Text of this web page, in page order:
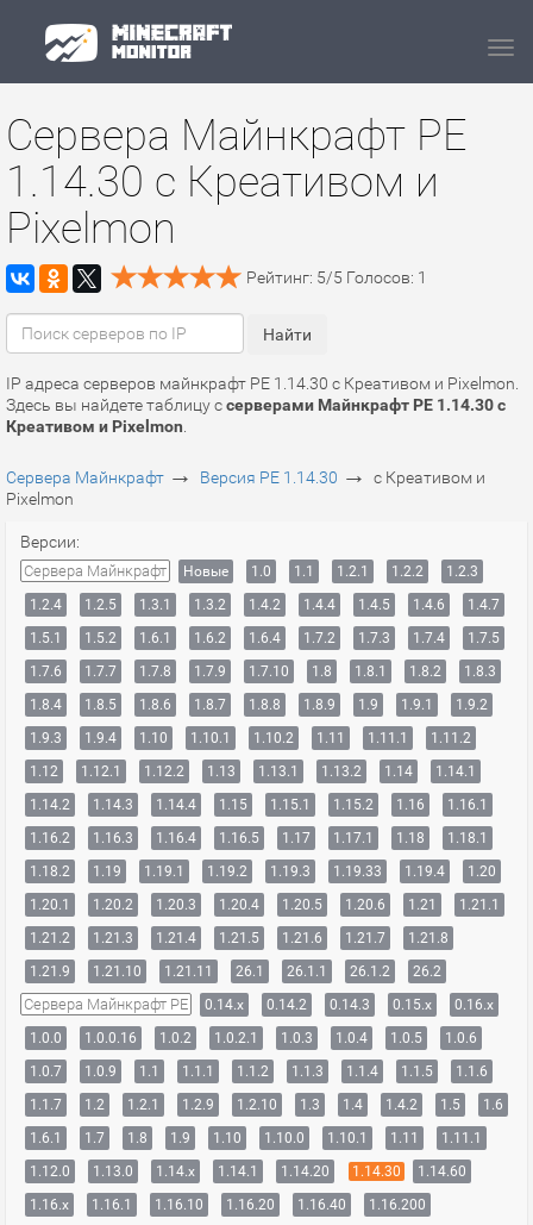
Сервера Майнкрафт PE
1.14.30 c Креативом и
Pixelmon
Рейтинг: 5/5 Голосов: 1
IP адреса серверов майнкрафт PE 1.14.30 c Креативом и Pixelmon.
Здесь вы найдете таблицу ссерверами Майнкрафт PE 1.14.30 c
Креативом и Pixelmon
Сервера Майнкрафт → Версия PE 1.14.30 →
c Креативом и
Pixelmon
Версии:
Сервера Майнкрафт Новые 1.0 1.1 1.2.1 1.2.2
1.2.3
1.2.4
1.2.5 1.3.1 1.3.2 1.4.2 1.4.4 1.4.5 1.4.6
1.4.7
1.5.1
1.5.2 1.6.1 1.6.2 1.6.4 1.7.2 1.7.3 1.7.4
1.7.5
1.7.6
1.7.7 1.7.8 1.7.9 1.7.10 1.8 1.8.1 1.8.2
1.8.3
1.8.4
1.8.5 1.8.6 1.8.7 1.8.8 1.8.9 1.9 1.9.1
1.9.2
1.9.3
1.9.4 1.10 1.10.1 1.10.2 1.11 1.11.1
1.11.2
1.12
1.12.1 1.12.2 1.13 1.13.1 1.13.2 1.14
1.14.1
1.14.2
1.14.3 1.14.4 1.15 1.15.1 1.15.2 1.16
1.16.1
1.16.2
1.16.3 1.16.4 1.16.5 1.17 1.17.1 1.18
1.18.1
1.18.2
1.19 1.19.1 1.19.2 1.19.3 1.19.33 1.19.4
1.20
1.20.1
1.20.2 1.20.3 1.20.4 1.20.5 1.20.6 1.21
1.21.1
1.21.2
1.21.3 1.21.4 1.21.5 1.21.6 1.21.7
1.21.8
1.21.9
1.21.10 1.21.11 26.1 26.1.1 26.1.2 26.2
Сервера Майнкрафт PE 0.14.x 0.14.2 0.14.3 0.15.x
0.16.x
1.0.0
1.0.0.16 1.0.2 1.0.2.1 1.0.3 1.0.4 1.0.5
1.0.6
1.0.7
1.0.9 1.1 1.1.1 1.1.2 1.1.3 1.1.4 1.1.5
1.1.6
1.1.7
1.2 1.2.1 1.2.9 1.2.10 1.3 1.4 1.4.2 1.5
1.6
1.6.1
1.7 1.8 1.9 1.10 1.10.0 1.10.1 1.11
1.11.1
1.12.0
1.13.0 1.14.x 1.14.1 1.14.20 1.14.30
1.14.60
1.16.x
1.16.1 1.16.10 1.16.20 1.16.40
1.16.200